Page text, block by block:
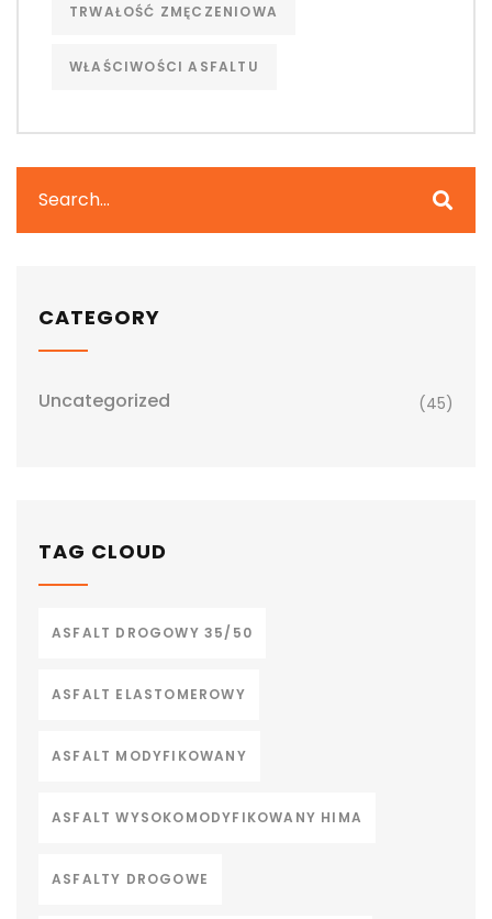
TRWAŁOŚĆ ZMĘCZENIOWA
WŁAŚCIWOŚCI ASFALTU
CATEGORY
Uncategorized (45)
TAG CLOUD
ASFALT DROGOWY 35/50
ASFALT ELASTOMEROWY
ASFALT MODYFIKOWANY
ASFALT WYSOKOMODYFIKOWANY HIMA
ASFALTY DROGOWE